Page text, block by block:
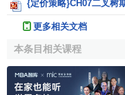
{定价策略}CH07二叉树
更多相关文档
本条目相关课程